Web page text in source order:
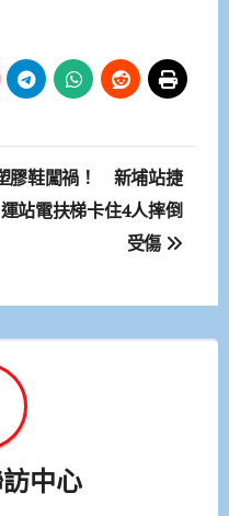
膠鞋闖禍！ 新埔站捷
運站電扶梯卡住4人摔倒
受傷
中心